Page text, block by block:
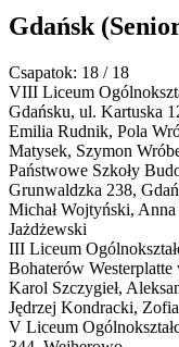
Gdańsk
Csapatok: 18 / 18
VIII Liceum
Gdańsku, ul. Kartuska
Emilia Rudnik, Pola
Matysek, Szymon
Państwowe Szkoły
Grunwaldzka 238,
Michał Wojtyński,
Jażdżewski
III Liceum
Bohaterów Westerplatte
Karol Szczygieł,
Jędrzej Kondracki,
V Liceum